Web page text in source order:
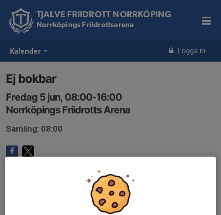
Kalender Logga in
TJALVE FRIIDROTT NORRKÖPING
Norrköpings Friidrottsarena
Ej bokbar
Fredag 5 jun, 08:00-16:00
Norrköpings Friidrotts Arena
Samling: 08:00